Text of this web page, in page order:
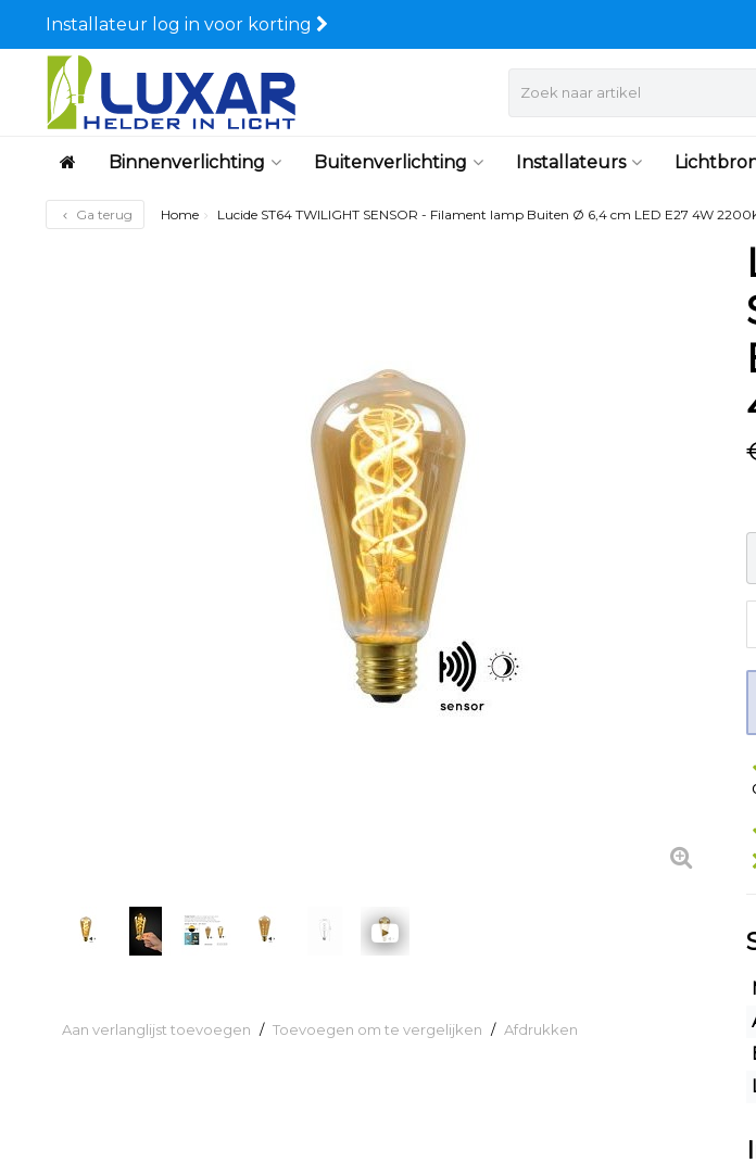
Installateur log in voor korting
Binnenverlichting Buitenverlichting Installateurs
Ga terug Home Lucide ST64 TWILIGHT SENSOR - Filament lamp Buiten Ø 6,4 cm LED E27 4W
Aan verlanglijst toevoegen / Toevoegen om te vergelijken / Afdrukken